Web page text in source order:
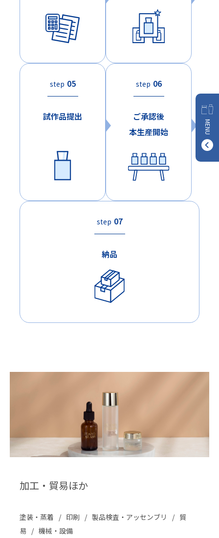
MENU
step 05
試作品提出
step 06
ご承認後
本生産開始
step 07
納品
加工・貿易ほか
塗装・蒸着 印刷 製品検査・アッセンブリ
貿
易
機械・設備